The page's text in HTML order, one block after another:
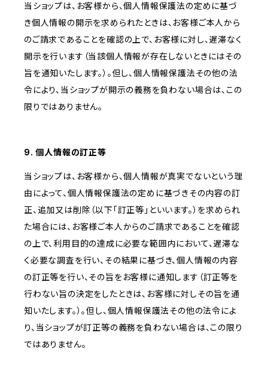
当ショップは、お客様から、個人情報保護法の定めに基づ
き個人情報の開示を求められたときは、お客様ご本人から
のご請求であることを確認の上で、お客様に対し、遅滞なく
開示を行います（当該個人情報が存在しないときにはその
旨を通知いたします。）。但し、個人情報保護法その他の法
令により、当ショップが開示の義務を負わない場合は、この
限りではありません。
9. 個人情報の訂正等
当ショップは、お客様から、個人情報が真実でないという理
由によって、個人情報保護法の定めに基づきその内容の訂
正、追加又は削除（以下「訂正等」といいます。）を求められ
た場合には、お客様ご本人からのご請求であることを確認
の上で、利用目的の達成に必要な範囲内において、遅滞な
く必要な調査を行い、その結果に基づき、個人情報の内容
の訂正等を行い、その旨をお客様に通知します（訂正等を
行わない旨の決定をしたときは、お客様に対しその旨を通
知いたします。）。但し、個人情報保護法その他の法令によ
り、当ショップが訂正等の義務を負わない場合は、この限り
ではありません。